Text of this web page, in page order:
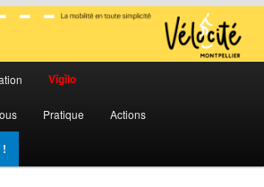
Montpellier
Vĭgĭlo
Pratique Actions